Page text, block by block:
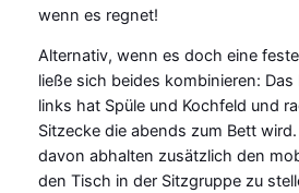
wenn es regnet!
Alternativ, wenn es doch eine
ließe sich beides kombinieren:
links hat Spüle und Kochfeld und
Sitzecke die abends zum Bett
davon abhalten zusätzlich den
den Tisch in der Sitzgruppe zu